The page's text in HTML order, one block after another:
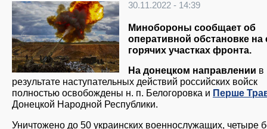
30.11.2022 - 14:39
Минобороны сообщает об
оперативной обстановке
горячих участках фронта.
На донецком направлении в
результате наступательных действий российских войск
полностью освобождены н. п. Белогоровка и Перше
Донецкой Народной Республики.
Уничтожено до 50 украинских военнослужащих, четыре